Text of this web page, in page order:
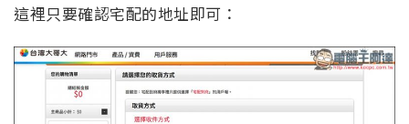
這裡只要確認宅配的地址即可：